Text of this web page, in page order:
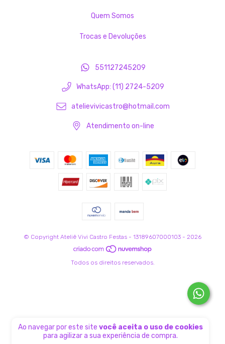
Ao navegar por este site você aceita o uso de cookies
para agilizar a sua experiência de compra.
Quem Somos
Trocas e Devoluções
551127245209
WhatsApp: (11) 2724-5209
atelievivicastro@hotmail.com
Atendimento on-line
© Copyright Ateliê Vivi Castro Festas - 13189607000103 - 2026
Todos os direitos reservados.